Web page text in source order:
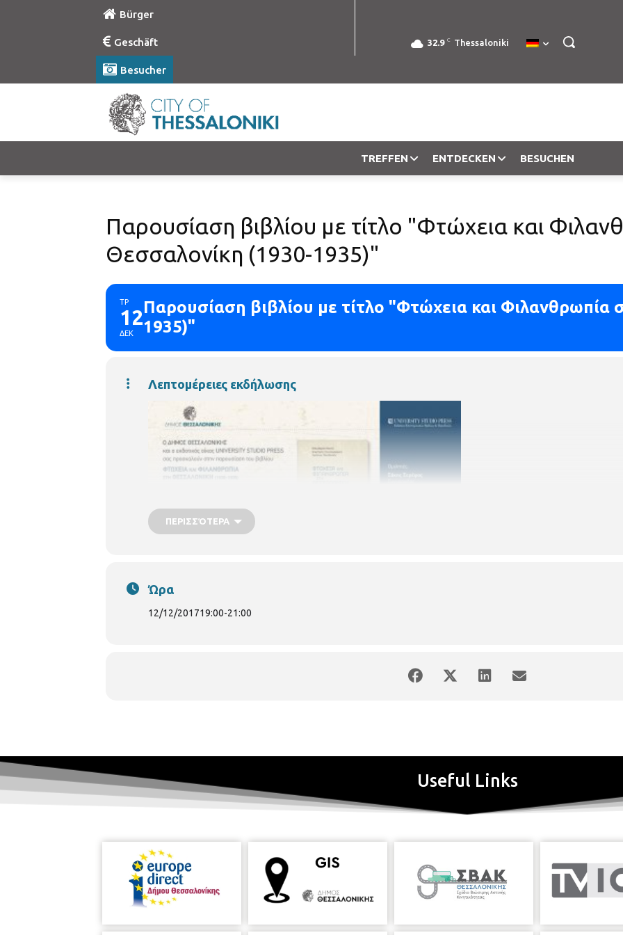
Bürger
Geschäft
Besucher
32.9 C Thessaloniki
TREFFEN ENTDECKEN BESUCHEN
Παρουσίαση βιβλίου με τίτλο "Φτώχεια και
Θεσσαλονίκη (1930-1935)"
ΤΡ
12
ΔΕΚ
Παρουσίαση βιβλίου με τίτλο "Φτώχεια και Φιλανθρωπία
1935)"
Λεπτομέρειες εκδήλωσης
Κέντρου Ιστορίας Θεσσαλονίκης.
ΠΕΡΙΣΣΌΤΕΡΑ
Ώρα
12/12/201719:00-21:00
Useful Links